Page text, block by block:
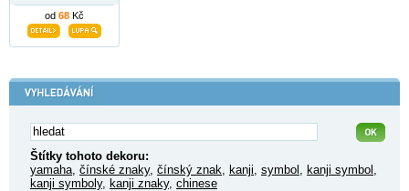
od 68 Kč
Štítky tohoto dekoru:
yamaha čínské znaky, čínský znak kanji symbol kanji symbol
kanji symboly, kanji znaky, chinese